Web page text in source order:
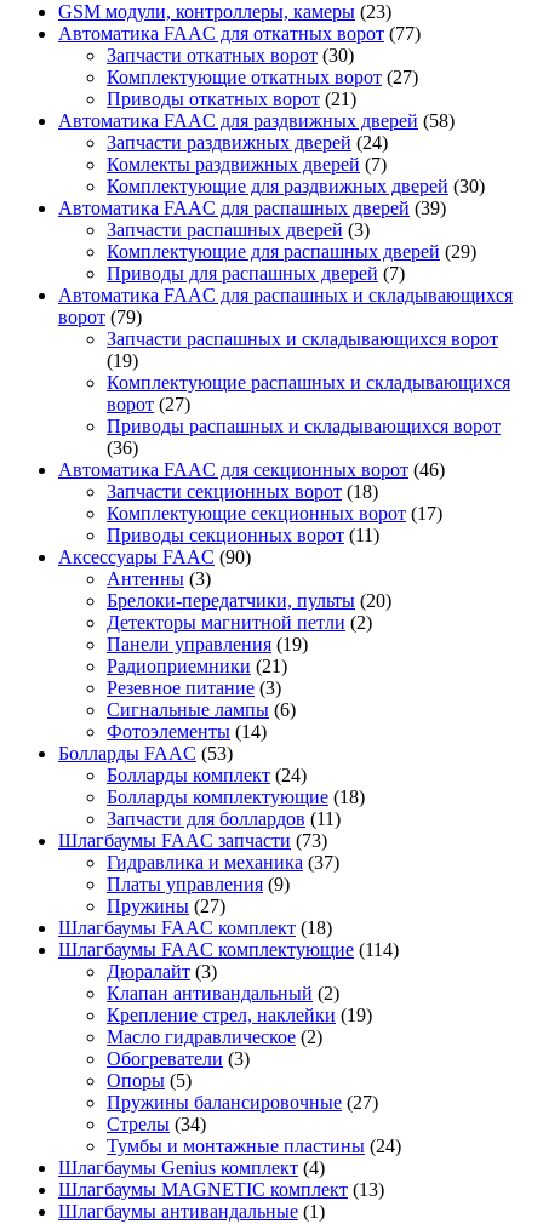
GSM модули, контроллеры, камеры (23)
Автоматика FAAC для откатных ворот (77)
Запчасти откатных ворот (30)
Комплектующие откатных ворот (27)
Приводы откатных ворот (21)
Автоматика FAAC для раздвижных дверей (58)
Запчасти раздвижных дверей (24)
Комлекты раздвижных дверей (7)
Комплектующие для раздвижных дверей (30)
Автоматика FAAC для распашных дверей (39)
Запчасти распашных дверей (3)
Комплектующие для распашных дверей (29)
Приводы для распашных дверей (7)
Автоматика FAAC для распашных и складывающихся
ворот (79)
Запчасти распашных и складывающихся ворот
(19)
Комплектующие распашных и складывающихся
ворот (27)
Приводы распашных и складывающихся ворот
(36)
Автоматика FAAC для секционных ворот (46)
Запчасти секционных ворот (18)
Комплектующие секционных ворот (17)
Приводы секционных ворот (11)
Аксессуары FAAC (90)
Антенны (3)
Брелоки-передатчики, пульты (20)
Детекторы магнитной петли (2)
Панели управления (19)
Радиоприемники (21)
Резевное питание (3)
Сигнальные лампы (6)
Фотоэлементы (14)
Болларды FAAC (53)
Болларды комплект (24)
Болларды комплектующие (18)
Запчасти для боллардов (11)
Шлагбаумы FAAC запчасти (73)
Гидравлика и механика (37)
Платы управления (9)
Пружины (27)
Шлагбаумы FAAC комплект (18)
Шлагбаумы FAAC комплектующие (114)
Дюралайт (3)
Клапан антивандальный (2)
Крепление стрел, наклейки (19)
Масло гидравлическое (2)
Обогреватели (3)
Опоры (5)
Пружины балансировочные (27)
Стрелы (34)
Тумбы и монтажные пластины (24)
Шлагбаумы Genius комплект (4)
Шлагбаумы MAGNETIC комплект (13)
Шлагбаумы антивандальные (1)